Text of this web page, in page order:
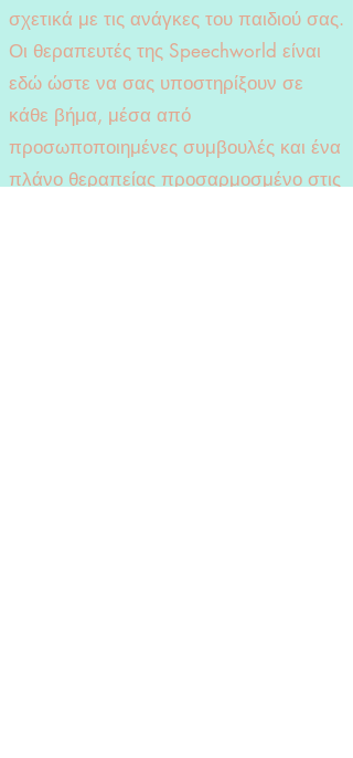
σχετικά με τις ανάγκες του παιδιού σας.
Οι θεραπευτές της Speechworld είναι
εδώ ώστε να σας υποστηρίξουν σε
κάθε βήμα, μέσα από
προσωποποιημένες συμβουλές και ένα
πλάνο θεραπείας προσαρμοσμένο στις